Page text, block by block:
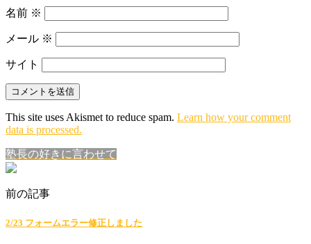
名前 ※
メール ※
サイト
This site uses Akismet to reduce spam. Learn how your comment
data is processed.
塾長の好きに言わせて
前の記事
2/23 フォームエラー修正しました